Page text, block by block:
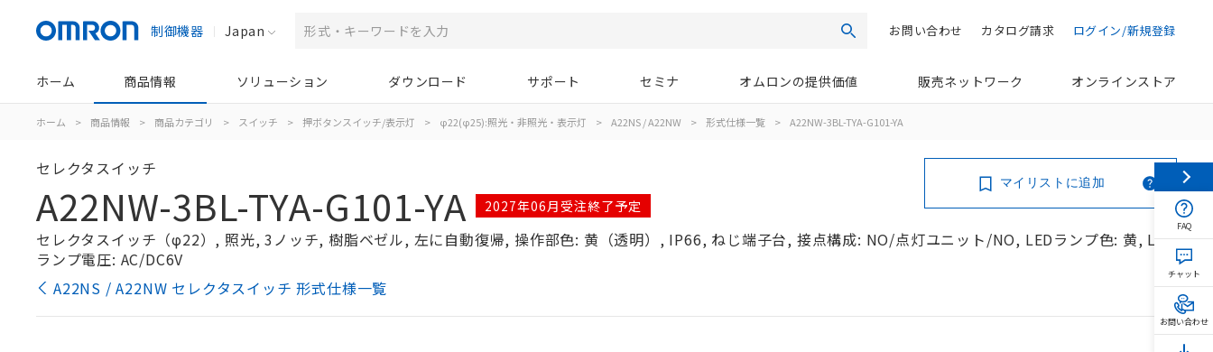
制御機器 Japan 検索 ログイン/新規登録
カタログ請求
お問い合わせ
ホーム 商品情報 ソリューション ダウンロード サポート セミナ オムロンの提供価値 販売ネットワーク オンラインストア
ホーム > 商品情報 > 商品カテゴリ > スイッチ > 押ボタンスイッチ/表示灯 > φ22(φ25):照光・非照光・表示灯 > A22NS / A22NW > 形式仕様一覧 > A22NW-3BL-TYA-G101-YA
セレクタスイッチ
A22NW-3BL-TYA-G101-YA 2027年06月受注終了予定
セレクタスイッチ（φ22）, 照光, 3ノッチ, 樹脂ベゼル, 左に自動復帰, 操作部色: 黄（透明）, IP66, ねじ端子台, 接点構成: NO/点灯ユニット/NO, LEDランプ色: 黄, LED
ランプ電圧: AC/DC6V
A22NS / A22NW セレクタスイッチ 形式仕様一覧
マイリストに追加
FAQ
チャット
お問い合わせ